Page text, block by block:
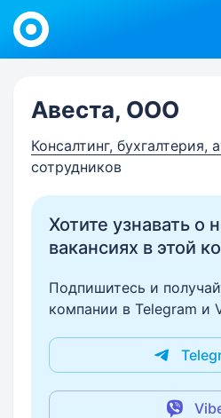
Work.ua
Авеста, ООО
Консалтинг, бухгалтерия,
сотрудников
Хотите узнавать о
вакансиях в этой
Подпишитесь и
компании в Telegram и